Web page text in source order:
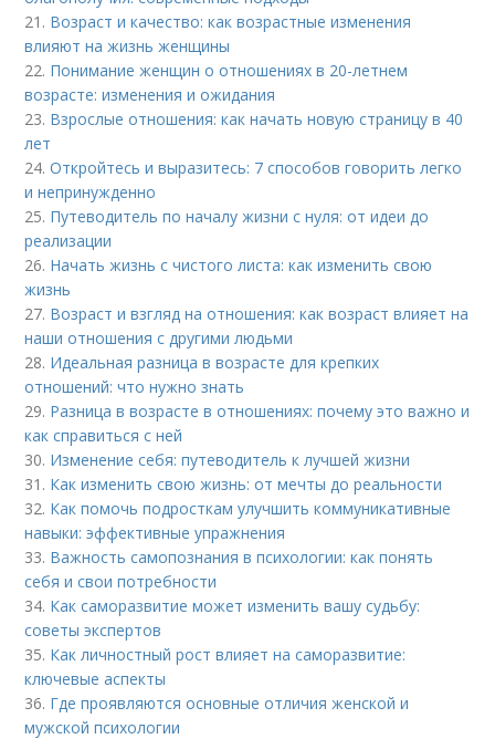
21. Возраст и качество: как возрастные изменения
влияют на жизнь женщины
22. Понимание женщин о отношениях в 20-летнем
возрасте: изменения и ожидания
23. Взрослые отношения: как начать новую страницу в 40
лет
24.Откройтесь и выразитесь: 7 способов говорить легко
и непринужденно
25. Путеводитель по началу жизни с нуля: от идеи до
реализации
26. Начать жизнь с чистого листа: как изменить свою
жизнь
27. Возраст и взгляд на отношения: как возраст влияет на
наши отношения с другими людьми
28. Идеальная разница в возрасте для крепких
отношений: что нужно знать
29. Разница в возрасте в отношениях: почему это важно и
как справиться с ней
30. Изменение себя: путеводитель к лучшей жизни
31. Как изменить свою жизнь: от мечты до реальности
32. Как помочь подросткам улучшить коммуникативные
навыки: эффективные упражнения
33. Важность самопознания в психологии: как понять
себя и свои потребности
34. Как саморазвитие может изменить вашу судьбу:
советы экспертов
35. Как личностный рост влияет на саморазвитие:
ключевые аспекты
36. Где проявляются основные отличия женской и
мужской психологии